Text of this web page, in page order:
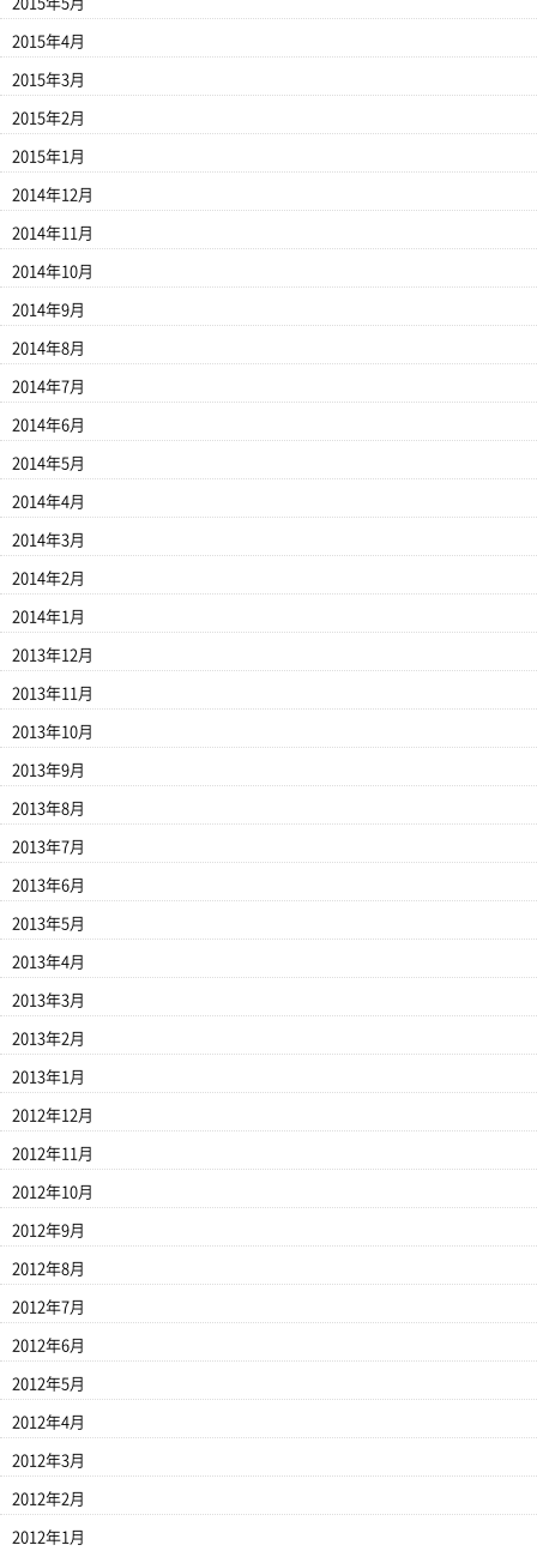
2015年5月
2015年4月
2015年3月
2015年2月
2015年1月
2014年12月
2014年11月
2014年10月
2014年9月
2014年8月
2014年7月
2014年6月
2014年5月
2014年4月
2014年3月
2014年2月
2014年1月
2013年12月
2013年11月
2013年10月
2013年9月
2013年8月
2013年7月
2013年6月
2013年5月
2013年4月
2013年3月
2013年2月
2013年1月
2012年12月
2012年11月
2012年10月
2012年9月
2012年8月
2012年7月
2012年6月
2012年5月
2012年4月
2012年3月
2012年2月
2012年1月